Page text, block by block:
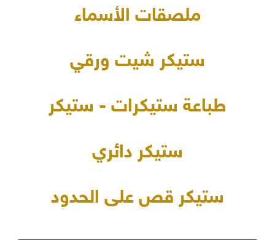
ملصقات الأسماء
ستيكر شيت ورقي
طباعة ستيكرات - ستيكر
ستيكر دائري
ستيكر قص على الحدود